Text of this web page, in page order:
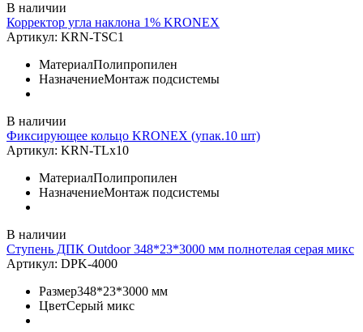
В наличии
Корректор угла наклона 1% KRONEX
Артикул: KRN-TSC1
МатериалПолипропилен
НазначениеМонтаж подсистемы
В наличии
Фиксирующее кольцо KRONEX (упак.10 шт)
Артикул: KRN-TLx10
МатериалПолипропилен
НазначениеМонтаж подсистемы
В наличии
Ступень ДПК Outdoor 348*23*3000 мм полнотелая серая микс
Артикул: DPK-4000
Размер348*23*3000 мм
ЦветСерый микс